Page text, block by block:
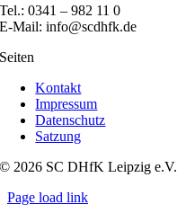
Tel.: 0341 – 982 11 0
E-Mail: info@scdhfk.de
Seiten
Kontakt
Impressum
Datenschutz
Satzung
© 2026 SC DHfK Leipzig e.V.
Page load link